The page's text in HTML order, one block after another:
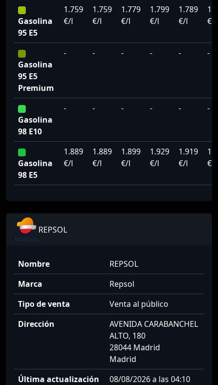
Gasolina
95 E5
1.759
€/l
1.759
€/l
1.779
€/l
1.799
€/l
1.789
€/l
€/l
Gasolina
95 E5
Premium
- - - - - -
Gasolina
98 E10
- - - - - -
Gasolina
98 E5
1.889
€/l
1.889
€/l
1.899
€/l
1.929
€/l
1.919
€/l
€/l
REPSOL
Nombre
REPSOL
Marca
Repsol
Tipo de venta
Venta al público
Dirección
AVENIDA CARABANCHEL
ALTO, 180
28044 Madrid
Madrid
Última actualización
08/08/2026 a las 04:10